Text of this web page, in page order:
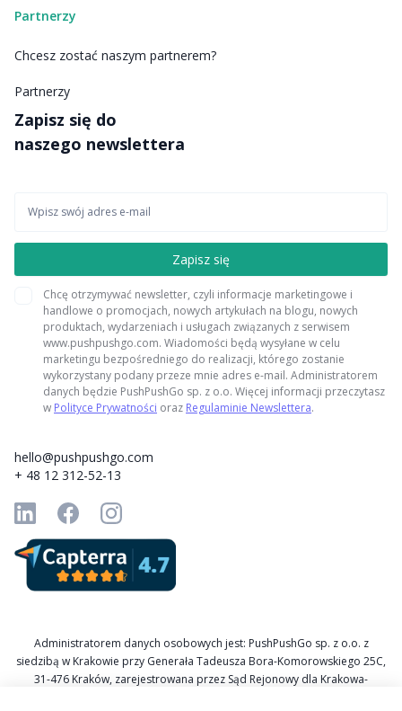
Partnerzy
Chcesz zostać naszym partnerem?
Partnerzy
Zapisz się do
naszego newslettera
Chcę otrzymywać newsletter, czyli informacje marketingowe i
handlowe o promocjach, nowych artykułach na blogu, nowych
produktach, wydarzeniach i usługach związanych z serwisem
www.pushpushgo.com. Wiadomości będą wysyłane w celu
marketingu bezpośredniego do realizacji, którego zostanie
wykorzystany podany przeze mnie adres e-mail. Administratorem
danych będzie PushPushGo sp. z o.o. Więcej informacji przeczytasz
w Polityce Prywatności oraz Regulaminie Newslettera.
hello@pushpushgo.com
+ 48 12 312-52-13
Administratorem danych osobowych jest: PushPushGo sp. z o.o. z
siedzibą w Krakowie przy Generała Tadeusza Bora-Komorowskiego 25C,
31-476 Kraków, zarejestrowana przez Sąd Rejonowy dla Krakowa-